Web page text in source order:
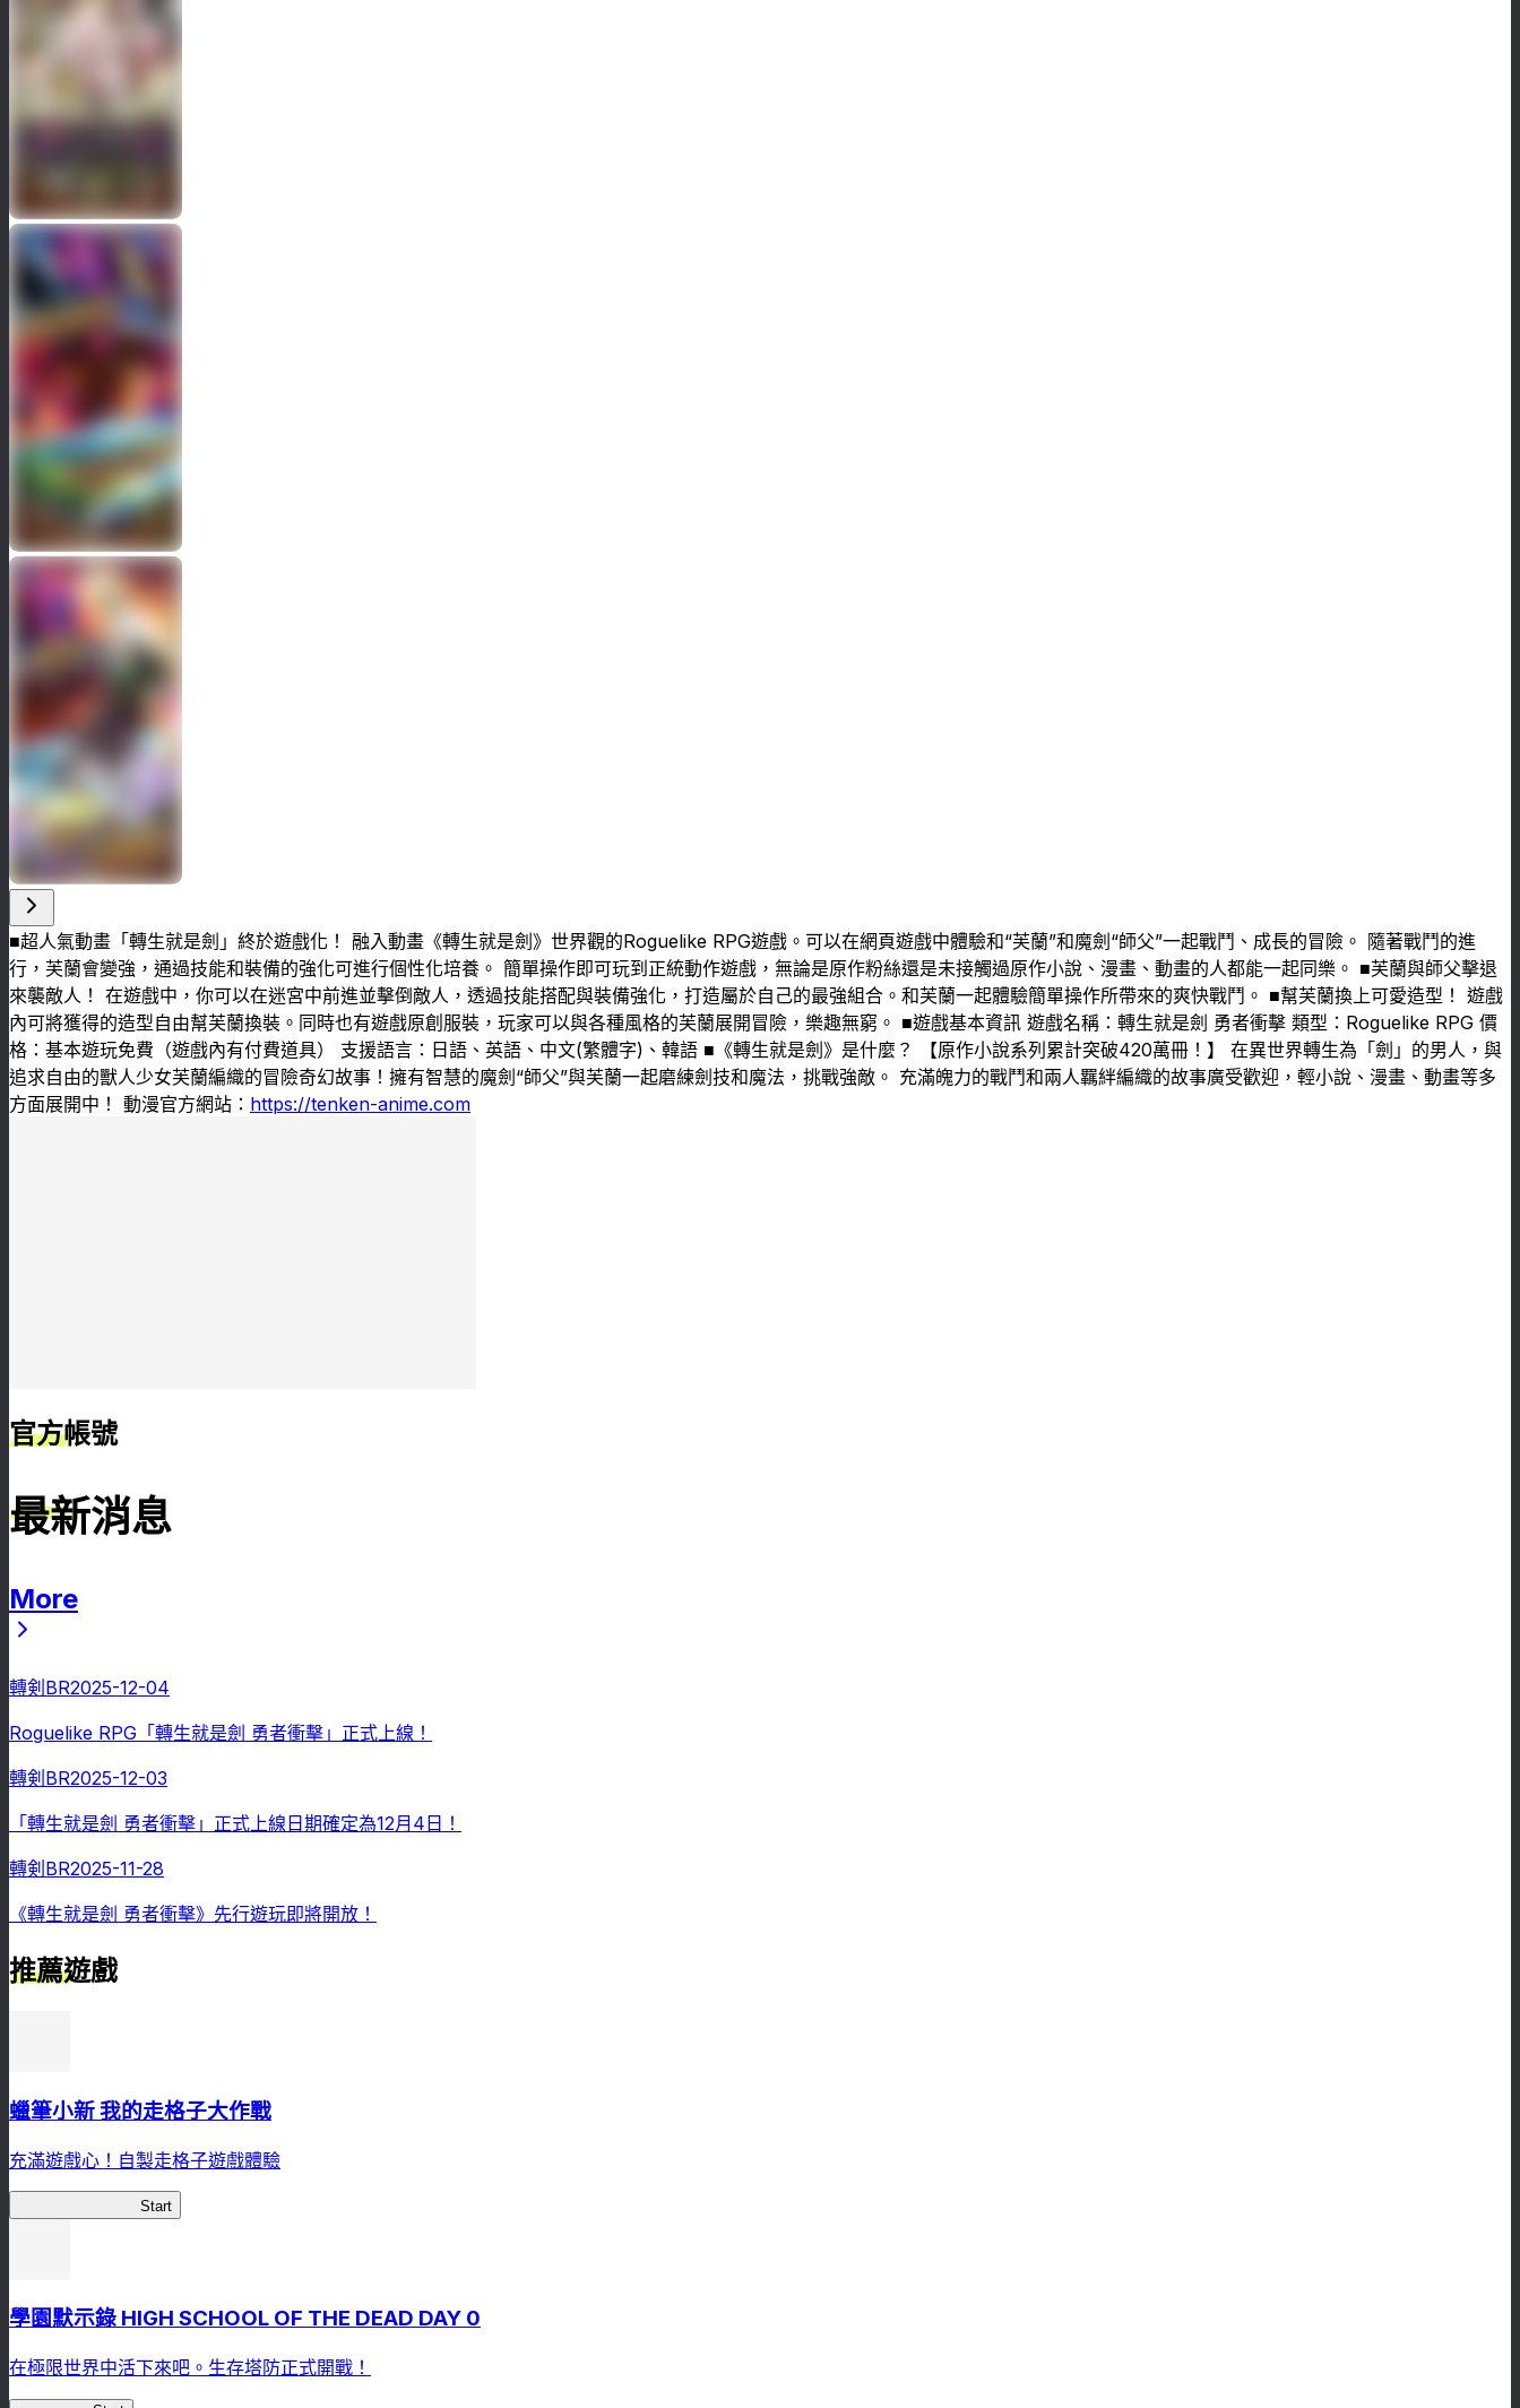
■超人氣動畫「轉生就是劍」終於遊戲化！ 融入動畫《轉生就是劍》世界觀的Roguelike RPG遊戲。可以在網頁遊戲中體驗和“芙蘭”和魔劍“師父”一起戰鬥、成長的冒險。 隨著戰鬥的進
行，芙蘭會變強，通過技能和裝備的強化可進行個性化培養。 簡單操作即可玩到正統動作遊戲，無論是原作粉絲還是未接觸過原作小說、漫畫、動畫的人都能一起同樂。 ■芙蘭與師父擊退
來襲敵人！ 在遊戲中，你可以在迷宮中前進並擊倒敵人，透過技能搭配與裝備強化，打造屬於自己的最強組合。和芙蘭一起體驗簡單操作所帶來的爽快戰鬥。 ■幫芙蘭換上可愛造型！ 遊戲
內可將獲得的造型自由幫芙蘭換裝。同時也有遊戲原創服裝，玩家可以與各種風格的芙蘭展開冒險，樂趣無窮。 ■遊戲基本資訊 遊戲名稱：轉生就是劍 勇者衝擊 類型：Roguelike RPG 價
格：基本遊玩免費（遊戲內有付費道具） 支援語言：日語、英語、中文(繁體字)、韓語 ■《轉生就是劍》是什麼？ 【原作小說系列累計突破420萬冊！】 在異世界轉生為「劍」的男人，與
追求自由的獸人少女芙蘭編織的冒險奇幻故事！擁有智慧的魔劍“師父”與芙蘭一起磨練劍技和魔法，挑戰強敵。 充滿魄力的戰鬥和兩人羈絆編織的故事廣受歡迎，輕小說、漫畫、動畫等多
方面展開中！ 動漫官方網站： https://tenken-anime.com
官方帳號
最新消息
More
轉剣BR2025-12-04
Roguelike RPG「轉生就是劍 勇者衝擊」正式上線！
轉剣BR2025-12-03
「轉生就是劍 勇者衝擊」正式上線日期確定為12月4日！
轉剣BR2025-11-28
《轉生就是劍 勇者衝擊》先行遊玩即將開放！
推薦遊戲
蠟筆小新 我的走格子大作戰
充滿遊戲心！自製走格子遊戲體驗
Start
學園默示錄 HIGH SCHOOL OF THE DEAD DAY 0
在極限世界中活下來吧。生存塔防正式開戰！